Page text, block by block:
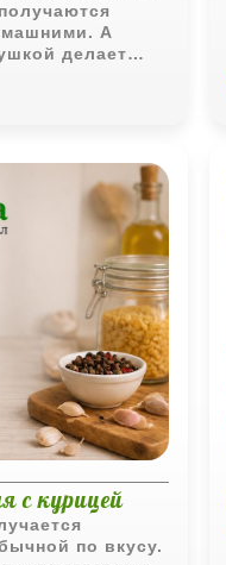
А
делает
с курицей
по вкусу.